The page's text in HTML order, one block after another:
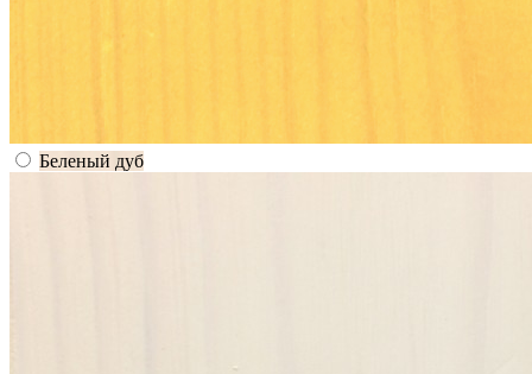
Беленый дуб